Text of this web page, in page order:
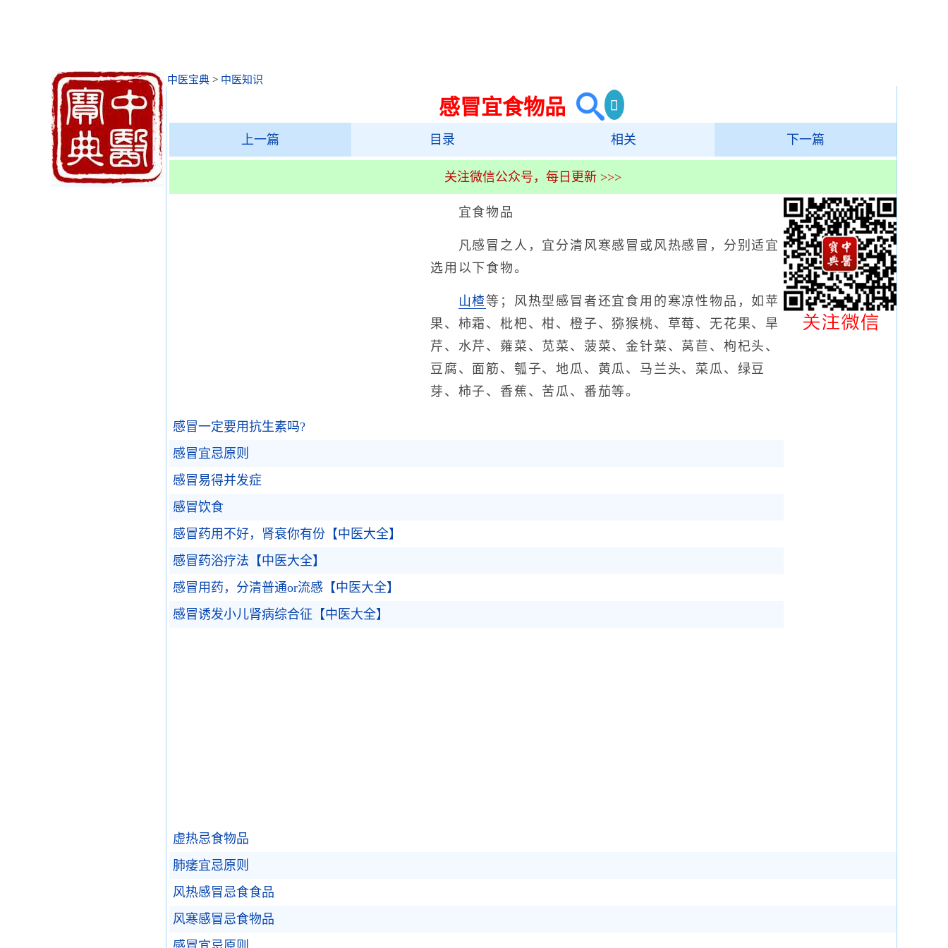
中医宝典 > 中医知识
感冒宜食物品
上一篇 目录 相关 下一篇
关注微信公众号，每日更新 >>>
宜食物品
凡感冒之人，宜分清风寒感冒或风热感冒，分别适宜
选用以下食物。
山楂等；风热型感冒者还宜食用的寒凉性物品，如苹
果、柿霜、枇杷、柑、橙子、猕猴桃、草莓、无花果、旱
芹、水芹、蕹菜、苋菜、菠菜、金针菜、莴苣、枸杞头、
豆腐、面筋、瓠子、地瓜、黄瓜、马兰头、菜瓜、绿豆
芽、柿子、香蕉、苦瓜、番茄等。
感冒一定要用抗生素吗?
感冒宜忌原则
感冒易得并发症
感冒饮食
感冒药用不好，肾衰你有份【中医大全】
感冒药浴疗法【中医大全】
感冒用药，分清普通or流感【中医大全】
感冒诱发小儿肾病综合征【中医大全】
虚热忌食物品
肺痿宜忌原则
风热感冒忌食食品
风寒感冒忌食物品